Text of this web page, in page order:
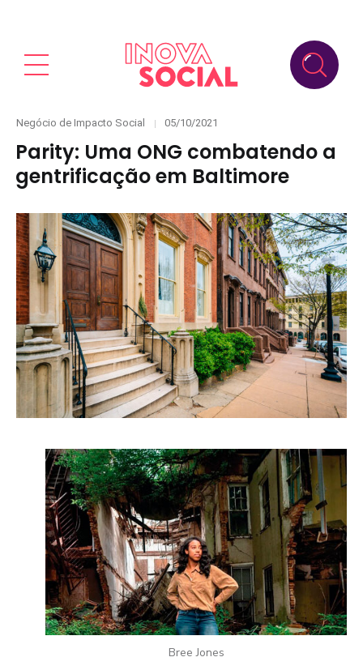
Categories
Negócio de Impacto Social
Posted
05/10/2021
Parity: Uma ONG combatendo a
gentrificação em Baltimore
Bree Jones